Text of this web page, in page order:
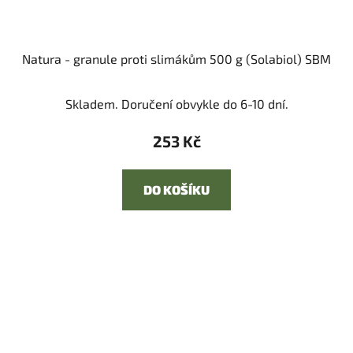
Natura - granule proti slimákům 500 g (Solabiol) SBM
Skladem. Doručení obvykle do 6-10 dní.
253 Kč
DO KOŠÍKU